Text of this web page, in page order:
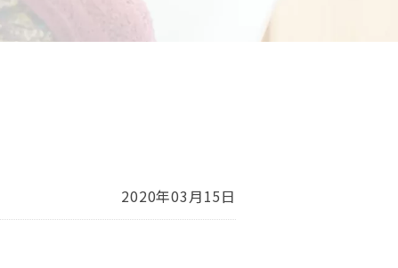
2020年03月15日